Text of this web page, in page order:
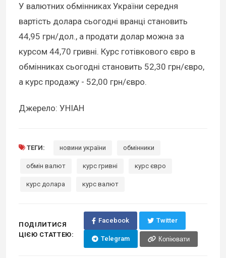
У валютних обмінниках України середня
вартість долара сьогодні вранці становить
44,95 грн/дол., а продати долар можна за
курсом 44,70 гривні. Курс готівкового євро в
обмінниках сьогодні становить 52,30 грн/євро,
а курс продажу - 52,00 грн/євро.
Джерело: УНІАН
ТЕГИ: новини україни обмінники
обмін валют курс гривні курс євро
курс долара курс валют
ПОДІЛИТИСЯ
ЦІЄЮ СТАТТЕЮ:
Facebook Twitter
Telegram Копіювати